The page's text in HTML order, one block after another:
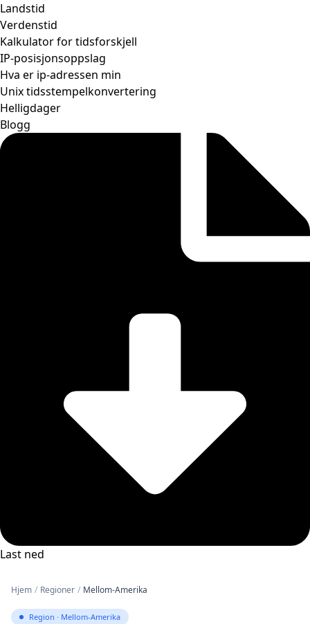
Landstid
Verdenstid
Kalkulator for tidsforskjell
IP-posisjonsoppslag
Hva er ip-adressen min
Unix tidsstempelkonvertering
Helligdager
Blogg
Last ned
Hjem / Regioner / Mellom-Amerika
Region · Mellom-Amerika